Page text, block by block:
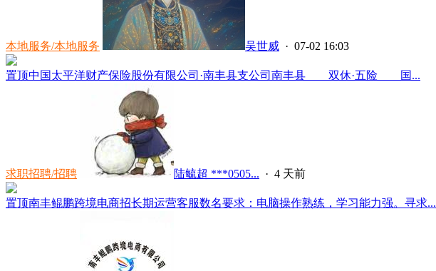
本地服务/本地服务 吴世威 · 07-02 16:03
置顶中国太平洋财产保险股份有限公司·南丰县支公司南丰县 双休·五险 国...
求职招聘/招聘 陆毓超 ***0505... · 4 天前
置顶南丰鲲鹏跨境电商招长期运营客服数名要求：电脑操作熟练，学习能力强。寻求...